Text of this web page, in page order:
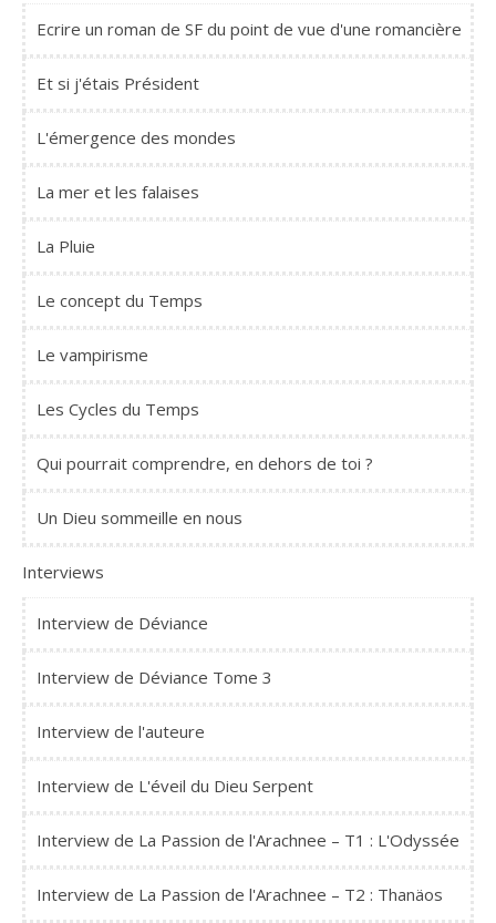
Ecrire un roman de SF du point de vue d'une romancière
Et si j'étais Président
L'émergence des mondes
La mer et les falaises
La Pluie
Le concept du Temps
Le vampirisme
Les Cycles du Temps
Qui pourrait comprendre, en dehors de toi ?
Un Dieu sommeille en nous
Interviews
Interview de Déviance
Interview de Déviance Tome 3
Interview de l'auteure
Interview de L'éveil du Dieu Serpent
Interview de La Passion de l'Arachnee – T1 : L'Odyssée
Interview de La Passion de l'Arachnee – T2 : Thanäos